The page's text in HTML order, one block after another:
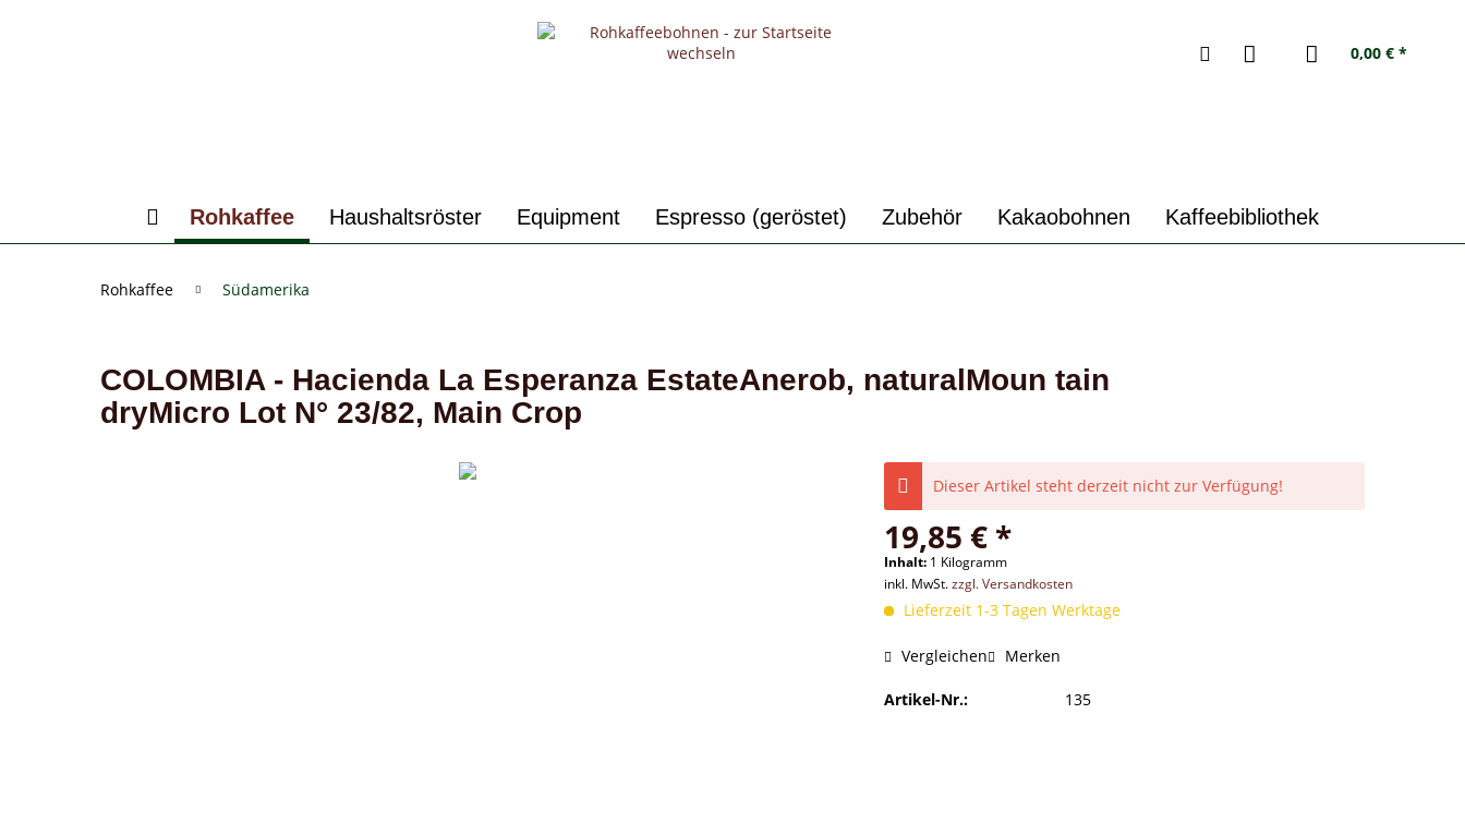
0,00 € *
Rohkaffee Haushaltsröster Equipment Espresso (geröstet) Zubehör Kakaobohnen Kaffeebibliothek
Rohkaffee Südamerika
COLOMBIA - Hacienda La Esperanza EstateAnerob, naturalMoun tain
dryMicro Lot N° 23/82, Main Crop
Dieser Artikel steht derzeit nicht zur Verfügung!
19,85 € *
Inhalt: 1 Kilogramm
inkl. MwSt.zzgl. Versandkosten
Lieferzeit 1-3 Tagen Werktage
Vergleichen Merken
Artikel-Nr.: 135